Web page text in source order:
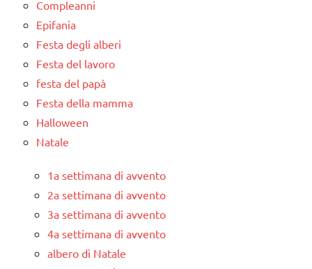
Compleanni
Epifania
Festa degli alberi
Festa del lavoro
festa del papà
Festa della mamma
Halloween
Natale
1a settimana di avvento
2a settimana di avvento
3a settimana di avvento
4a settimana di avvento
albero di Natale